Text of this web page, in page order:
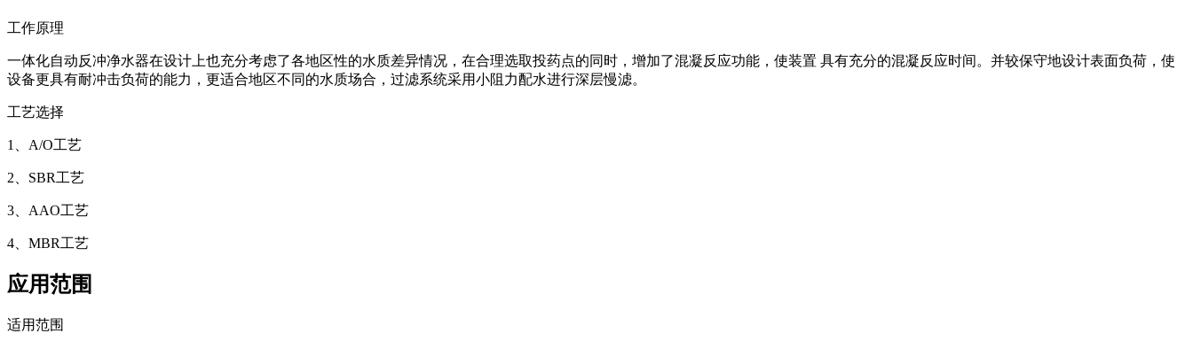
工作原理
一体化自动反冲净水器在设计上也充分考虑了各地区性的水质差异情况，在合理选取投药点的同时，增加了混凝反应功能，使装置 具有充分的混凝反应时间。并较保守地设计表面负荷，使
设备更具有耐冲击负荷的能力，更适合地区不同的水质场合，过滤系统采用小阻力配水进行深层慢滤。
工艺选择
1、A/O工艺
2、SBR工艺
3、AAO工艺
4、MBR工艺
应用范围
适用范围